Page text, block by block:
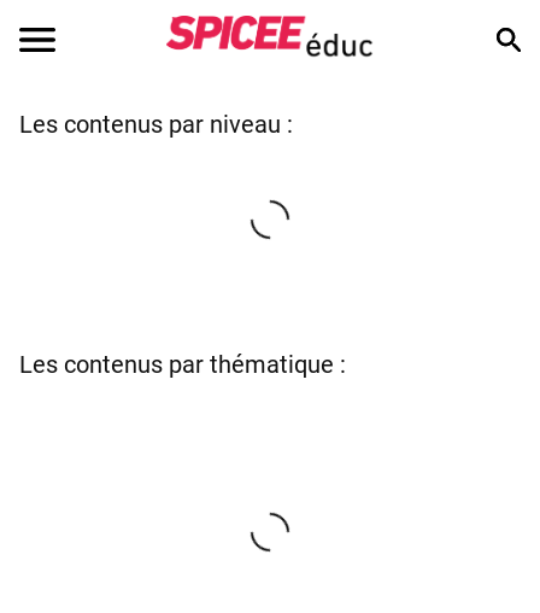
Les contenus par niveau :
Les contenus par thématique :